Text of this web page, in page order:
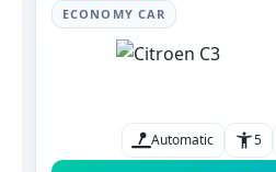
ECONOMY CAR
Automatic 5